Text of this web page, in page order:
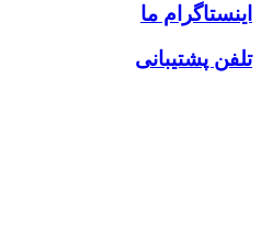
اینستاگرام ما
تلفن پشتیبانی